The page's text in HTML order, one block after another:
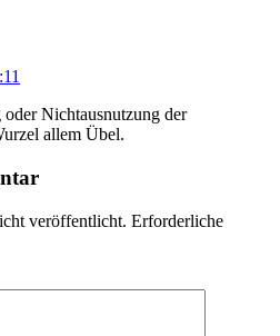
Nichtausnutzung der
allem Übel.
veröffentlicht. Erforderliche